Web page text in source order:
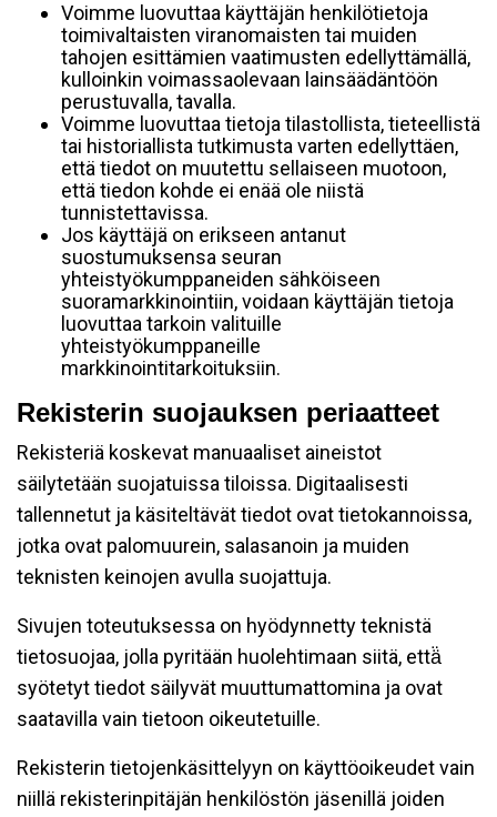
Voimme luovuttaa käyttäjän henkilötietoja
toimivaltaisten viranomaisten tai muiden
tahojen esittämien vaatimusten edellyttämällä,
kulloinkin voimassaolevaan lainsäädäntöön
perustuvalla, tavalla.
Voimme luovuttaa tietoja tilastollista, tieteellistä
tai historiallista tutkimusta varten edellyttäen,
että tiedot on muutettu sellaiseen muotoon,
että tiedon kohde ei enää ole niistä
tunnistettavissa.
Jos käyttäjä on erikseen antanut
suostumuksensa seuran
yhteistyökumppaneiden sähköiseen
suoramarkkinointiin, voidaan käyttäjän tietoja
luovuttaa tarkoin valituille
yhteistyökumppaneille
markkinointitarkoituksiin.
Rekisterin suojauksen periaatteet
Rekisteriä koskevat manuaaliset aineistot
säilytetään suojatuissa tiloissa. Digitaalisesti
tallennetut ja käsiteltävät tiedot ovat tietokannoissa,
jotka ovat palomuurein, salasanoin ja muiden
teknisten keinojen avulla suojattuja.
Sivujen toteutuksessa on hyödynnetty teknistä
tietosuojaa, jolla pyritään huolehtimaan siitä, että̈
syötetyt tiedot säilyvät muuttumattomina ja ovat
saatavilla vain tietoon oikeutetuille.
Rekisterin tietojenkäsittelyyn on käyttöoikeudet vain
niillä rekisterinpitäjän henkilöstön jäsenillä joiden